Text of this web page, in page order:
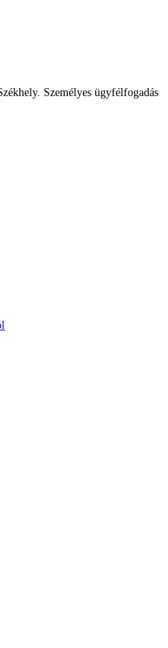
Személyes ügyfélfogadás